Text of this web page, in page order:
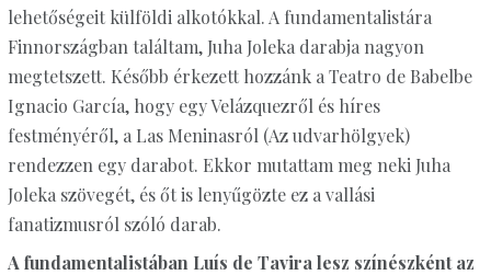
lehetőségeit külföldi alkotókkal. A fundamentalistára
Finnországban találtam, Juha Joleka darabja nagyon
megtetszett. Később érkezett hozzánk a Teatro de Babelbe
Ignacio García, hogy egy Velázquezről és híres
festményéről, a Las Meninasról (Az udvarhölgyek)
rendezzen egy darabot. Ekkor mutattam meg neki Juha
Joleka szövegét, és őt is lenyűgözte ez a vallási
fanatizmusról szóló darab.
A fundamentalistában Luís de Tavira lesz színészként az